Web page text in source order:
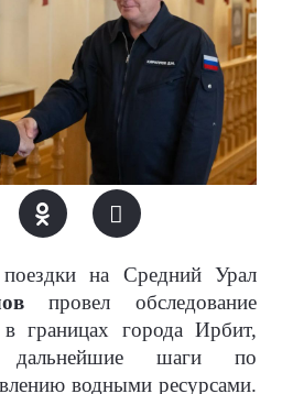
на Средний Урал
провел обследование
границах города Ирбит,
дальнейшие шаги по
водными ресурсами.